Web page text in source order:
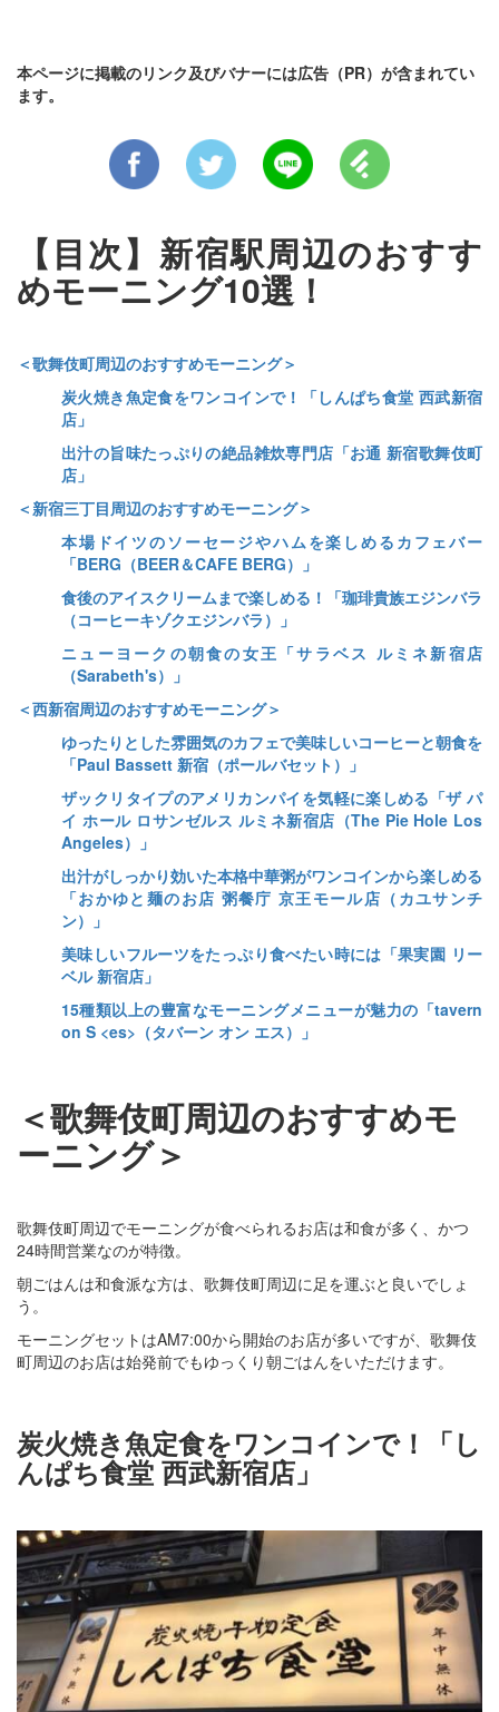
本ページに掲載のリンク及びバナーには広告（PR）が含まれてい
ます。
【目次】新宿駅周辺のおすす
めモーニング10選！
＜歌舞伎町周辺のおすすめモーニング＞
炭火焼き魚定食をワンコインで！「しんぱち食堂 西武新宿
店」
出汁の旨味たっぷりの絶品雑炊専門店「お通 新宿歌舞伎町
店」
＜新宿三丁目周辺のおすすめモーニング＞
本場ドイツのソーセージやハムを楽しめるカフェバー
「BERG（BEER＆CAFE BERG）」
食後のアイスクリームまで楽しめる！「珈琲貴族エジンバラ
（コーヒーキゾクエジンバラ）」
ニューヨークの朝食の女王「サラベス ルミネ新宿店
（Sarabeth's）」
＜西新宿周辺のおすすめモーニング＞
ゆったりとした雰囲気のカフェで美味しいコーヒーと朝食を
「Paul Bassett 新宿（ポールバセット）」
ザックリタイプのアメリカンパイを気軽に楽しめる「ザ パ
イ ホール ロサンゼルス ルミネ新宿店（The Pie Hole Los
Angeles）」
出汁がしっかり効いた本格中華粥がワンコインから楽しめる
「おかゆと麺のお店 粥餐庁 京王モール店（カユサンチ
ン）」
美味しいフルーツをたっぷり食べたい時には「果実園 リー
ベル 新宿店」
15種類以上の豊富なモーニングメニューが魅力の「tavern
on S <es>（タバーン オン エス）」
＜歌舞伎町周辺のおすすめモ
ーニング＞
歌舞伎町周辺でモーニングが食べられるお店は和食が多く、かつ
24時間営業なのが特徴。
朝ごはんは和食派な方は、歌舞伎町周辺に足を運ぶと良いでしょ
う。
モーニングセットはAM7:00から開始のお店が多いですが、歌舞伎
町周辺のお店は始発前でもゆっくり朝ごはんをいただけます。
炭火焼き魚定食をワンコインで！「し
んぱち食堂 西武新宿店」